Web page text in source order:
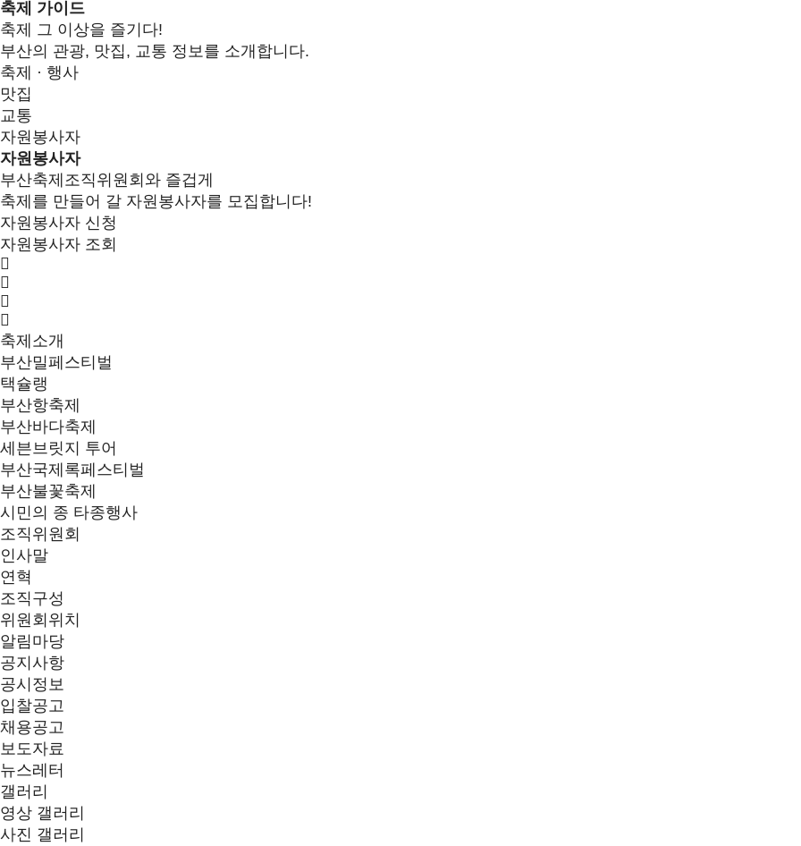
축제 가이드
축제 그 이상을 즐기다!
부산의 관광, 맛집, 교통 정보를 소개합니다.
축제 · 행사
맛집
교통
자원봉사자
자원봉사자
부산축제조직위원회와 즐겁게
축제를 만들어 갈 자원봉사자를 모집합니다!
자원봉사자 신청
자원봉사자 조회
축제소개
부산밀페스티벌
택슐랭
부산항축제
부산바다축제
세븐브릿지 투어
부산국제록페스티벌
부산불꽃축제
시민의 종 타종행사
조직위원회
인사말
연혁
조직구성
위원회위치
알림마당
공지사항
공시정보
입찰공고
채용공고
보도자료
뉴스레터
갤러리
영상 갤러리
사진 갤러리